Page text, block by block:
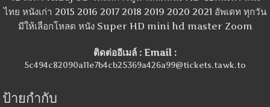
ไทย หนังเก่า 2015 2016 2017 2018 2019 2020 2021 อัพเดท ทุกวัน
มีให้เลือกโหลด หนัง Super HD mini hd master Zoom
ติดต่ออีเมล์ : Email :
5c494c82090a11e7b4cb25369a426a99@tickets.tawk.to
ป้ายกำกับ